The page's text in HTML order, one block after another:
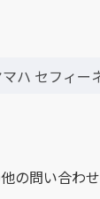
の問い合わせ